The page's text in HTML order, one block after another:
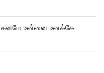
உன்னை உனக்கே